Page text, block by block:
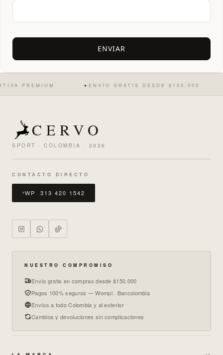
PREMIUM ENVÍO GRATIS DESDE $150.000
CERVO
SPORT · COLOMBIA · 2026
CONTACTO DIRECTO
WP 313 420 1542
NUESTRO COMPROMISO
Envío gratis en compras desde $150.000
Pagos 100% seguros — Wompi · Bancolombia
Envíos a todo Colombia y al exterior
Cambios y devoluciones sin complicaciones